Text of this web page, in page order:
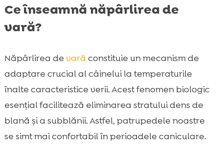
Ce înseamnă năpârlirea de
vară?
Năpârlirea de vară constituie un mecanism de
adaptare crucial al câinelui la temperaturile
înalte caracteristice verii. Acest fenomen biologic
esențial facilitează eliminarea stratului dens de
blană și a subblănii. Astfel, patrupedele noastre
se simt mai confortabil în perioadele caniculare.